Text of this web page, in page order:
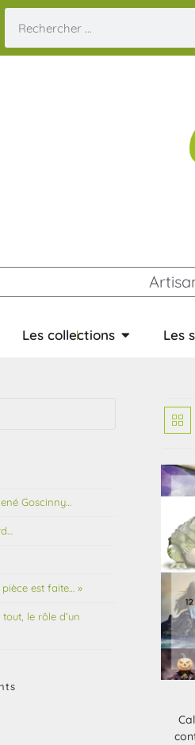
Les collections Les
Goscinny…
est faite… »
le rôle d’un